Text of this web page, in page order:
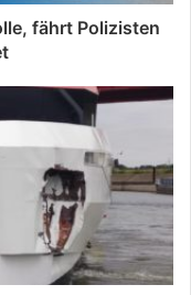
fährt Polizisten